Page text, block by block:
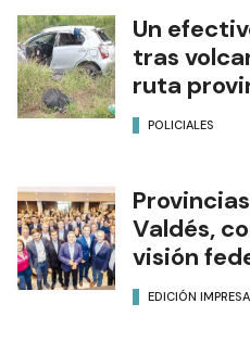
Un
tras
ruta
POLICIALES
Valdés,
visión
EDICIÓN IMPRESA